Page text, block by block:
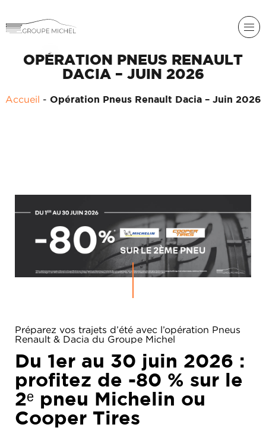
OPÉRATION PNEUS RENAULT
DACIA – JUIN 2026
Accueil - Opération Pneus Renault Dacia – Juin 2026
Préparez vos trajets d’été avec l’opération Pneus
Renault & Dacia du Groupe Michel
Du 1er au 30 juin 2026 :
profitez de -80 % sur le
2ᵉ pneu Michelin ou
Cooper Tires